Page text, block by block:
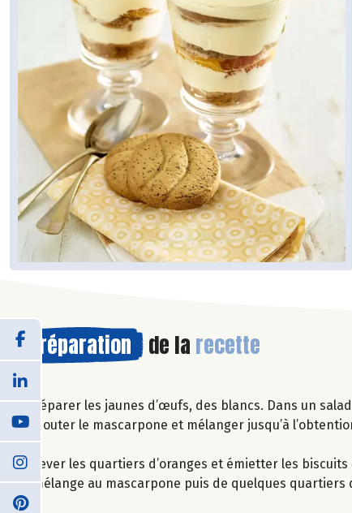
Préparation de la recette
Séparer les jaunes d’œufs, des blancs. Dans un
Ajouter le mascarpone et mélanger jusqu’à
Lever les quartiers d’oranges et émietter les
mélange au mascarpone puis de quelques quartiers